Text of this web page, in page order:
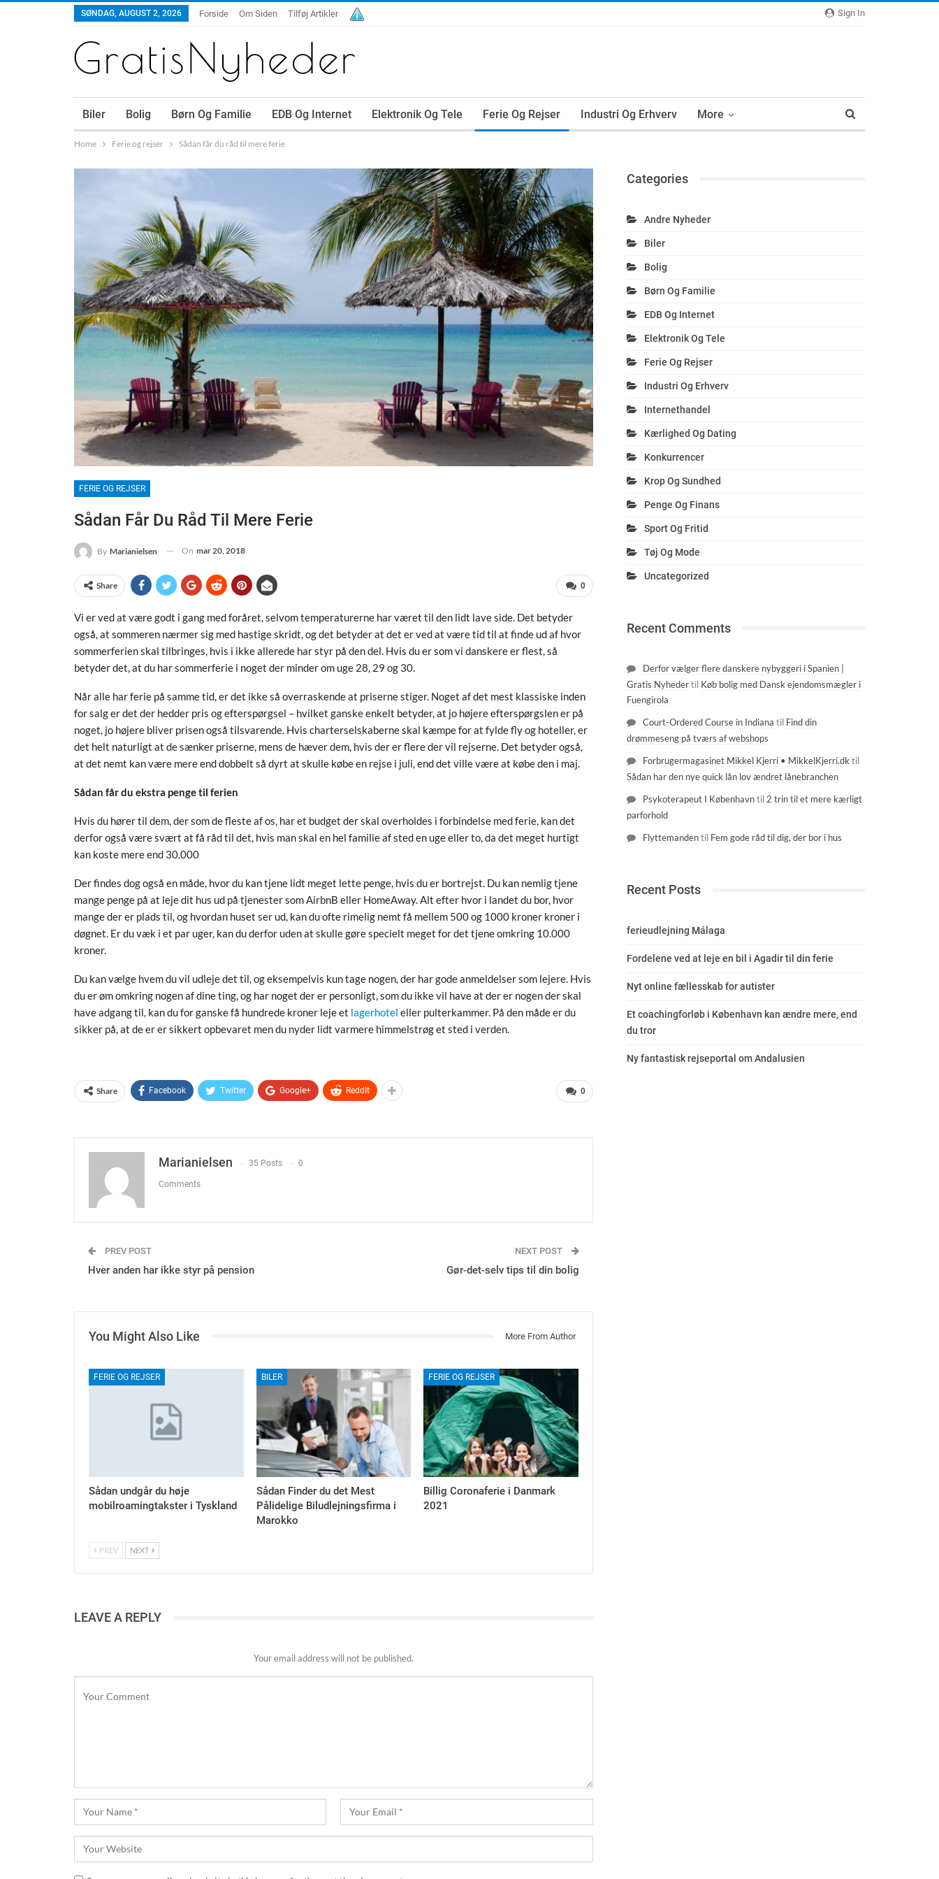
Sign In
SØNDAG, AUGUST 2, 2026 Forside Om Siden Tilføj Artikler
Biler Bolig Børn Og Familie EDB Og Internet Elektronik Og Tele Ferie Og Rejser Industri Og Erhverv More
Home Ferie og rejser Sådan får du råd til mere ferie
FERIE OG REJSER
Sådan Får Du Råd Til Mere Ferie
By Marianielsen On mar 20, 2018
0
Share
Vi er ved at være godt i gang med foråret, selvom temperaturerne har været til den lidt lave side. Det betyder
også, at sommeren nærmer sig med hastige skridt, og det betyder at det er ved at være tid til at finde ud af hvor
sommerferien skal tilbringes, hvis i ikke allerede har styr på den del. Hvis du er som vi danskere er flest, så
betyder det, at du har sommerferie i noget der minder om uge 28, 29 og 30.
Når alle har ferie på samme tid, er det ikke så overraskende at priserne stiger. Noget af det mest klassiske inden
for salg er det der hedder pris og efterspørgsel – hvilket ganske enkelt betyder, at jo højere efterspørgslen er på
noget, jo højere bliver prisen også tilsvarende. Hvis charterselskaberne skal kæmpe for at fylde fly og hoteller, er
det helt naturligt at de sænker priserne, mens de hæver dem, hvis der er flere der vil rejserne. Det betyder også,
at det nemt kan være mere end dobbelt så dyrt at skulle købe en rejse i juli, end det ville være at købe den i maj.
Sådan får du ekstra penge til ferien
Hvis du hører til dem, der som de fleste af os, har et budget der skal overholdes i forbindelse med ferie, kan det
derfor også være svært at få råd til det, hvis man skal en hel familie af sted en uge eller to, da det meget hurtigt
kan koste mere end 30.000
Der findes dog også en måde, hvor du kan tjene lidt meget lette penge, hvis du er bortrejst. Du kan nemlig tjene
mange penge på at leje dit hus ud på tjenester som AirbnB eller HomeAway. Alt efter hvor i landet du bor, hvor
mange der er plads til, og hvordan huset ser ud, kan du ofte rimelig nemt få mellem 500 og 1000 kroner kroner i
døgnet. Er du væk i et par uger, kan du derfor uden at skulle gøre specielt meget for det tjene omkring 10.000
kroner.
Du kan vælge hvem du vil udleje det til, og eksempelvis kun tage nogen, der har gode anmeldelser som lejere. Hvis
du er øm omkring nogen af dine ting, og har noget der er personligt, som du ikke vil have at der er nogen der skal
have adgang til, kan du for ganske få hundrede kroner leje et lagerhotel eller pulterkammer. På den måde er du
sikker på, at de er er sikkert opbevaret men du nyder lidt varmere himmelstrøg et sted i verden.
0
Share Facebook Twitter Google+ ReddIt
Marianielsen 35 Posts 0
Comments
PREV POST
Hver anden har ikke styr på pension
NEXT POST
Gør-det-selv tips til din bolig
You Might Also Like More From Author
FERIE OG REJSER
Sådan undgår du høje
mobilroamingtakster i Tyskland
BILER
Sådan Finder du det Mest
Pålidelige Biludlejningsfirma i
Marokko
FERIE OG REJSER
Billig Coronaferie i Danmark
2021
PREV NEXT
LEAVE A REPLY
Your email address will not be published.
Categories
Andre Nyheder
Biler
Bolig
Børn Og Familie
EDB Og Internet
Elektronik Og Tele
Ferie Og Rejser
Industri Og Erhverv
Internethandel
Kærlighed Og Dating
Konkurrencer
Krop Og Sundhed
Penge Og Finans
Sport Og Fritid
Tøj Og Mode
Uncategorized
Recent Comments
Derfor vælger flere danskere nybyggeri i Spanien |
Gratis Nyhedertil Køb bolig med Dansk ejendomsmægler i
Fuengirola
Court-Ordered Course in Indiana til Find din
drømmeseng på tværs af webshops
Forbrugermagasinet Mikkel Kjerri • MikkelKjerri.dktil
Sådan har den nye quick lån lov ændret lånebranchen
Psykoterapeut I Københavntil2 trin til et mere kærligt
parforhold
Flyttemandentil Fem gode råd til dig, der bor i hus
Recent Posts
ferieudlejning Málaga
Fordelene ved at leje en bil i Agadir til din ferie
Nyt online fællesskab for autister
Et coachingforløb i København kan ændre mere, end
du tror
Ny fantastisk rejseportal om Andalusien